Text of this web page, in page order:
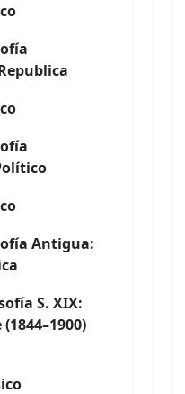
Antigua:
S. XIX: